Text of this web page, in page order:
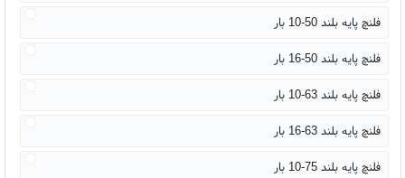
فلنچ پایه بلند 50-10 بار
فلنچ پایه بلند 50-16 بار
فلنچ پایه بلند 63-10 بار
فلنچ پایه بلند 63-16 بار
فلنچ پایه بلند 75-10 بار